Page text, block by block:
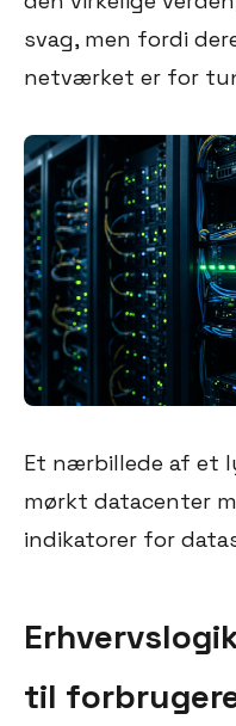
svag, men fordi
netværket er for
Et nærbillede af et
mørkt datacenter
indikatorer for
til